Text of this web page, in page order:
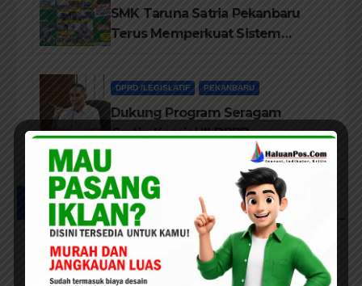
SMK Taruna Satria Pekanbaru
Terus Memperkuat Sistem
DPRD /LEGISLATIF PEKANBARU
Dukung Program Seragam
Gratis, Komisi III DPRD
Pekanbaru sebut Anggaran
Rehab Sekolah Harus
Diprioritaskan
UCAPAN IKLAN HUT RIAU KE-69